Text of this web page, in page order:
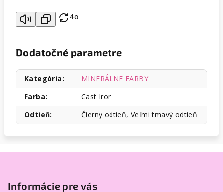
4o
Dodatočné parametre
Kategória:
MINERÁLNE FARBY
Farba:
Cast Iron
Odtieň: Čierny odtieň, Veľmi tmavý odtieň
Informácie pre vás